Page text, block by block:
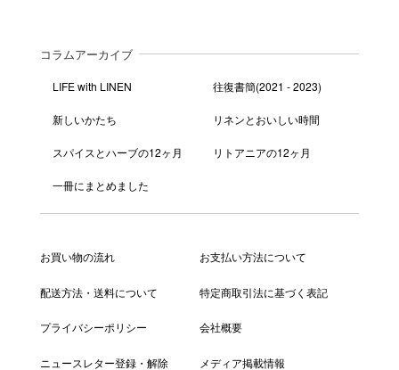
コラムアーカイブ
LIFE with LINEN 往復書簡(2021 - 2023)
新しいかたち リネンとおいしい時間
スパイスとハーブの12ヶ月 リトアニアの12ヶ月
一冊にまとめました
お買い物の流れ お支払い方法について
配送方法・送料について 特定商取引法に基づく表記
プライバシーポリシー 会社概要
ニュースレター登録・解除 メディア掲載情報